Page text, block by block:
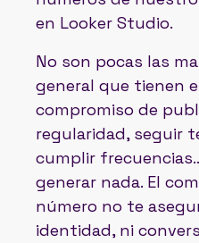
en Looker Studio.
No son pocas las
general que tienen
compromiso de
regularidad, seguir
cumplir
generar nada. El
número no te
identidad, ni